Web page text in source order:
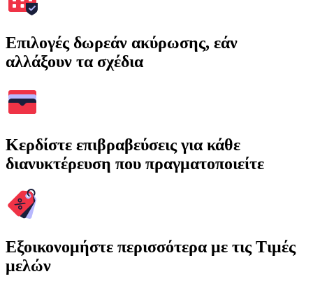
Επιλογές δωρεάν ακύρωσης, εάν
αλλάξουν τα σχέδια
Κερδίστε επιβραβεύσεις για κάθε
διανυκτέρευση που πραγματοποιείτε
Εξοικονομήστε περισσότερα με τις Τιμές
μελών